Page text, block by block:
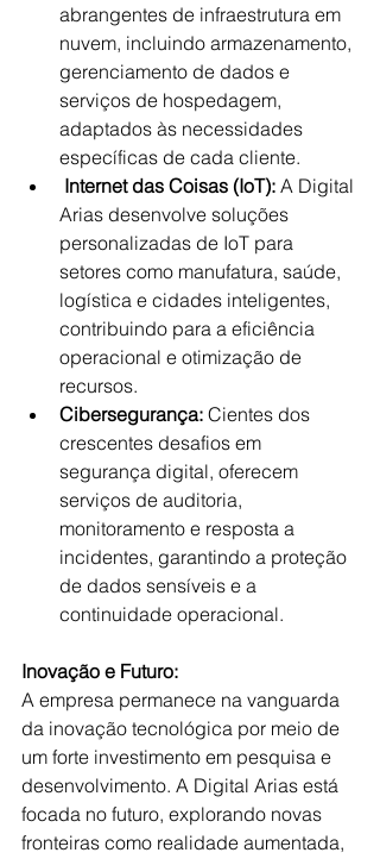
abrangentes de infraestrutura em
nuvem, incluindo armazenamento,
gerenciamento de dados e
serviços de hospedagem,
adaptados às necessidades
específicas de cada cliente.
Internet das Coisas (IoT): A Digital
Arias desenvolve soluções
personalizadas de IoT para
setores como manufatura, saúde,
logística e cidades inteligentes,
contribuindo para a eficiência
operacional e otimização de
recursos.
Cibersegurança: Cientes dos
crescentes desafios em
segurança digital, oferecem
serviços de auditoria,
monitoramento e resposta a
incidentes, garantindo a proteção
de dados sensíveis e a
continuidade operacional.
Inovação e Futuro:
A empresa permanece na vanguarda
da inovação tecnológica por meio de
um forte investimento em pesquisa e
desenvolvimento. A Digital Arias está
focada no futuro, explorando novas
fronteiras como realidade aumentada,